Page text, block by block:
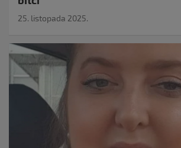
25. listopada 2025.